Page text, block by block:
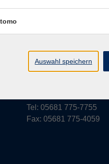
Parkstraße 6
34576 Homberg (Efze)
Tel: 05681 775-7755
Fax: 05681 775-4059
Auswahl speichern